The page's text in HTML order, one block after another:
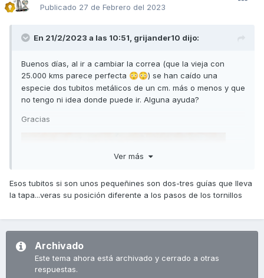
Publicado 27 de Febrero del 2023
En 21/2/2023 a las 10:51, grijander10 dijo:
Buenos días, al ir a cambiar la correa (que la vieja con
25.000 kms parece perfecta 😳😳) se han caído una
especie dos tubitos metálicos de un cm. más o menos y que
no tengo ni idea donde puede ir. Alguna ayuda?
Gracias
Ver más
Esos tubitos si son unos pequeñines son dos-tres guías que lleva
la tapa...veras su posición diferente a los pasos de los tornillos
Archivado
Este tema ahora está archivado y cerrado a otras
respuestas.